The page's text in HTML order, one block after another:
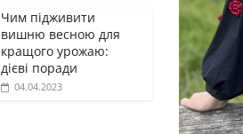
Чим підживити
вишню весною для
кращого урожаю:
дієві поради
04.04.2023